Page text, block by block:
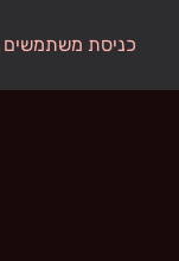
כניסת משתמשים